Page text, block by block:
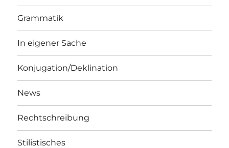
Grammatik
In eigener Sache
Konjugation/Deklination
News
Rechtschreibung
Stilistisches